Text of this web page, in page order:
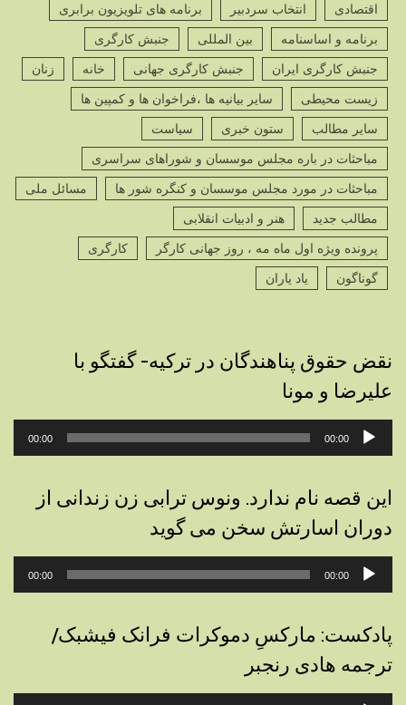
اقتصادی
انتخاب سردبیر
برنامه های تلویزیون برابری
برنامه و اساسنامه
بین المللی
جنبش کارگری
جنبش کارگری ایران
جنبش کارگری جهانی خانه
زنان
زیست محیطی
سایر بیانیه ها ،فراخوان ها و کمپین ها
سایر مطالب
ستون خبری
سیاست
مباحثات در باره مجلس موسسان و شوراهای سراسری
مباحثات در مورد مجلس موسسان و کنگره شور ها
مسائل ملی
مطالب جدید
هنر و ادبیات انقلابی
پرونده ویژه اول ماه مه ، روز جهانی کارگر
کارگری
گوناگون
یاد یاران
نقض حقوق پناهندگان در ترکیه- گفتگو با
علیرضا و مونا
پخش‌کننده
صوت
00:00
00:00
این قصه نام ندارد. ونوس ترابی زن زندانی از
دوران اسارتش سخن می گوید
پخش‌کننده
صوت
00:00
00:00
پادکست: مارکسِ دموکرات فرانک فیشبک/
ترجمه هادی رنجبر